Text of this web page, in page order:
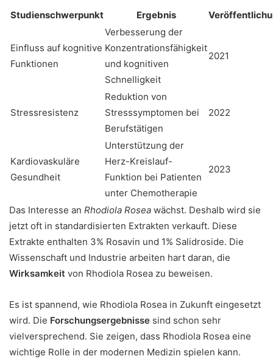
Studienschwerpunkt Ergebnis
Einfluss auf kognitive
Funktionen
Verbesserung der
Konzentrationsfähigkeit
und kognitiven
Schnelligkeit
2021
Stressresistenz
Reduktion von
Stresssymptomen bei
Berufstätigen
2022
Kardiovaskuläre
Gesundheit
Unterstützung der
Herz-Kreislauf-
Funktion bei Patienten
unter Chemotherapie
2023
Das Interesse an Rhodiola Rosea wächst. Deshalb wird sie
jetzt oft in standardisierten Extrakten verkauft. Diese
Extrakte enthalten 3% Rosavin und 1% Salidroside. Die
Wissenschaft und Industrie arbeiten hart daran, die
Wirksamkeit von Rhodiola Rosea zu beweisen.
Es ist spannend, wie Rhodiola Rosea in Zukunft eingesetzt
wird. Die Forschungsergebnisse sind schon sehr
vielversprechend. Sie zeigen, dass Rhodiola Rosea eine
wichtige Rolle in der modernen Medizin spielen kann.